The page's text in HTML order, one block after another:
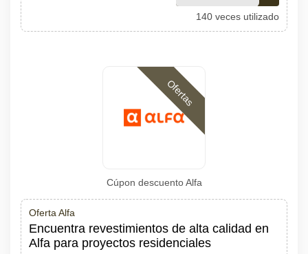
140 veces utilizado
Ofertas
Cúpon descuento Alfa
Oferta Alfa
Encuentra revestimientos de alta calidad en
Alfa para proyectos residenciales